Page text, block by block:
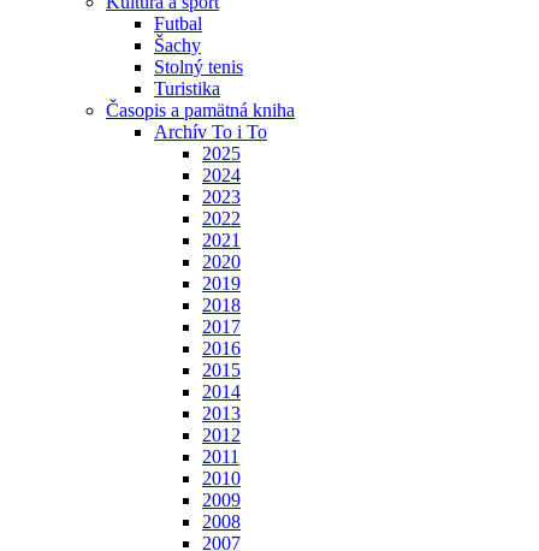
Futbal
Šachy
Stolný tenis
Turistika
Časopis a pamätná kniha
Archív To i To
2025
2024
2023
2022
2021
2020
2019
2018
2017
2016
2015
2014
2013
2012
2011
2010
2009
2008
2007